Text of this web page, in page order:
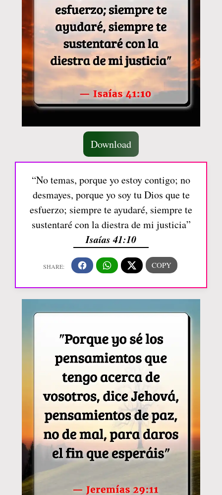
Download
“No temas, porque yo estoy contigo; no
desmayes, porque yo soy tu Dios que te
esfuerzo; siempre te ayudaré, siempre te
sustentaré con la diestra de mi justicia”
Isaías 41:10